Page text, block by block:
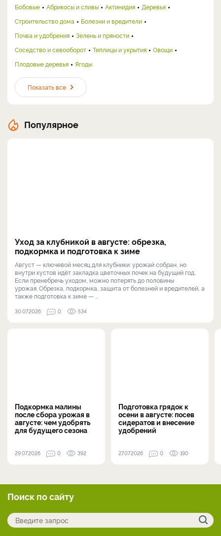
Бобовые
Абрикосы и сливы Актинидия
Деревья
Строительство дома
Болезни и вредители
Почва и удобрения
Зелень и пряности
Соседство и севооборот
Теплицы и укрытия
Овощи
Плодовые деревья
Ягоды
Показать все
Популярное
Уход за клубникой в августе: обрезка,
подкормка и подготовка к зиме
Август — ключевой месяц для клубники: урожай собран, но
внутри кустов идёт закладка цветочных почек на будущий год.
Если пренебречь уходом, можно потерять до половины
урожая. Обрезка, подкормка, защита от болезней и вредителей, а
также подготовка к зиме — ...
30.07.2026 0 534
Подкормка малины
после сбора урожая в
августе: чем удобрять
для будущего сезона
29.07.2026 0 392
Подготовка грядок к
осени в августе: посев
сидератов и внесение
удобрений
27.07.2026 0 190
Поиск по сайту